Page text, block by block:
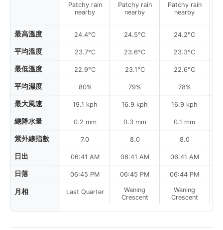
最高溫度
平均溫度
最低溫度
平均濕度
最大風速
總降水量
紫外線指數
日出
日落
月相
Patchy rain
nearby
24.4°C
23.7°C
22.9°C
80%
19.1 kph
0.2 mm
7.0
06:41 AM
06:45 PM
Last Quarter
Patchy rain
nearby
24.5°C
23.6°C
23.1°C
79%
16.9 kph
0.3 mm
8.0
06:41 AM
06:45 PM
Waning
Crescent
Patchy rain
nearby
24.2°C
23.3°C
22.6°C
78%
16.9 kph
0.1 mm
8.0
06:41 AM
06:44 PM
Waning
Crescent